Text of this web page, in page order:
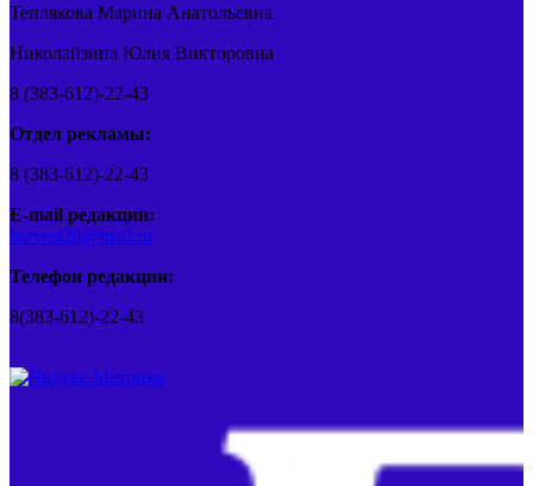
Теплякова Марина Анатольевна
Николайзина Юлия Викторовна
8 (383-612)-22-43
Отдел рекламы:
8 (383-612)-22-43
E-mail редакции:
barvest20@mail.ru
Телефон редакции:
8(383-612)-22-43